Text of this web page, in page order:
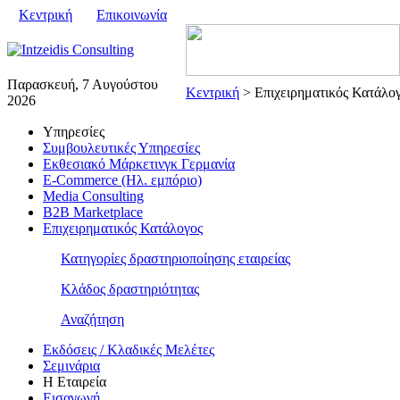
Κεντρική Επικοινωνία
Παρασκευή, 7 Αυγούστου
2026
Κεντρική > Επιχειρηματικός
Υπηρεσίες
Συμβουλευτικές Υπηρεσίες
Εκθεσιακό Μάρκετινγκ Γερμανία
E-Commerce (Ηλ. εμπόριο)
Media Consulting
B2B Marketplace
Επιχειρηματικός Κατάλογος
Κατηγορίες δραστηριοποίησης εταιρείας
Κλάδος δραστηριότητας
Αναζήτηση
Εκδόσεις / Κλαδικές Μελέτες
Σεμινάρια
Η Εταιρεία